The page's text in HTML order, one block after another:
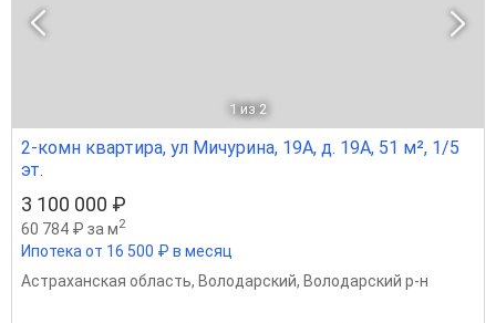
1 из 2
2-комн квартира, ул Мичурина, 19А, д. 19А, 51 м², 1/5
эт.
3 100 000 ₽
60 784 ₽ за м2
Ипотека от 16 500 ₽ в месяц
Астраханская область, Володарский, Володарский р-н